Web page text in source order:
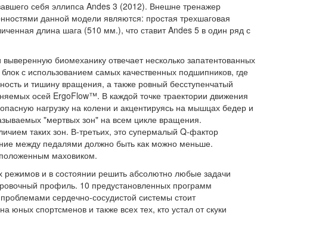
себя эллипса Andes 3 (2012). Внешне тренажер
данной модели являются: простая трехшаговая
длина шага (510 мм.), что ставит Andes 5 в один ряд с
биомеханику отвечает несколько запатентованных
с использованием самых качественных подшипников, где
и тишину вращения, а также ровный бесступенчатый
осей ErgoFlow™. В каждой точке траектории движения
нагрузку на колени и акцентируясь на мышцах бедер и
"мертвых зон" на всем цикле вращения.
таких зон. В-третьих, это супермалый Q-фактор
между педалями должно быть как можно меньше.
маховиком.
и в состоянии решить абсолютно любые задачи
профиль. 10 предустановленных программ
сердечно-сосудистой системы стоит
спортсменов и также всех тех, кто устал от скуки